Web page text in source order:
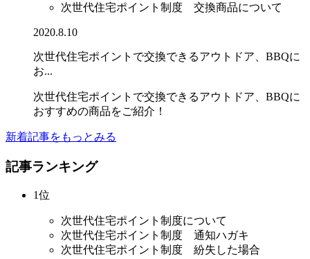
次世代住宅ポイント制度 交換商品について
2020.8.10
次世代住宅ポイントで交換できるアウトドア、BBQに
お...
次世代住宅ポイントで交換できるアウトドア、BBQに
おすすめの商品をご紹介！
新着記事をもっとみる
記事ランキング
1位
次世代住宅ポイント制度について
次世代住宅ポイント制度 通知ハガキ
次世代住宅ポイント制度 紛失した場合